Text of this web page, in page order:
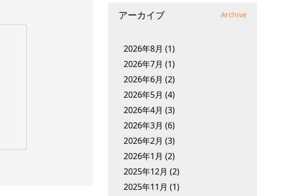
アーカイブ Archive
2026年8月 (1)
2026年7月 (1)
2026年6月 (2)
2026年5月 (4)
2026年4月 (3)
2026年3月 (6)
2026年2月 (3)
2026年1月 (2)
2025年12月 (2)
2025年11月 (1)